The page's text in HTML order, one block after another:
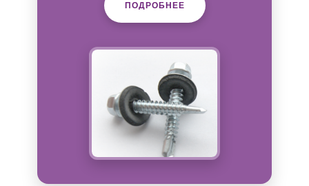
ПОДРОБНЕЕ